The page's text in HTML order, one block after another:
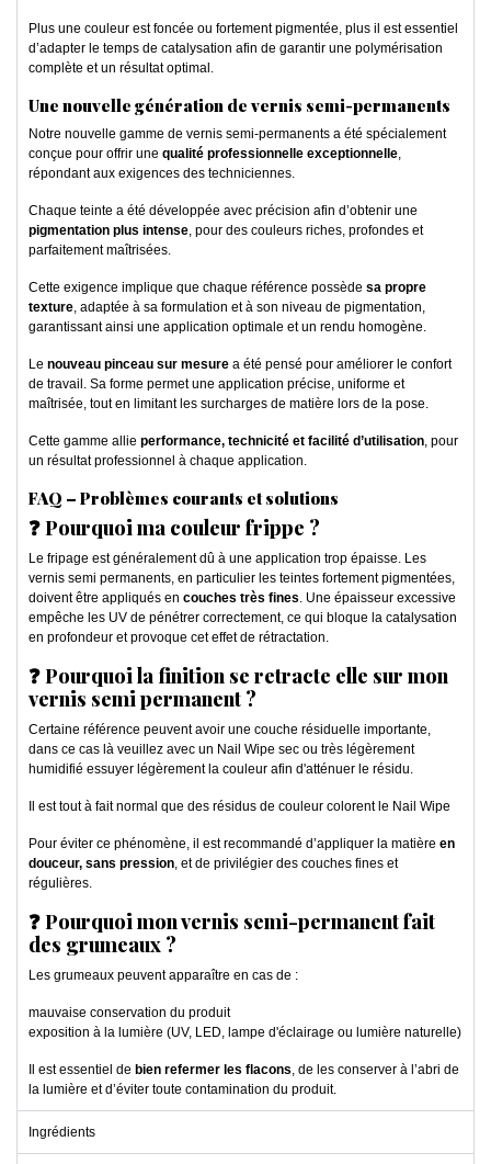
Plus une couleur est foncée ou fortement pigmentée, plus il est essentiel
d’adapter le temps de catalysation afin de garantir une polymérisation
complète et un résultat optimal.
Une nouvelle génération de vernis semi-permanents
Notre nouvelle gamme de vernis semi-permanents a été spécialement
conçue pour offrir une qualité professionnelle exceptionnelle,
répondant aux exigences des techniciennes.
Chaque teinte a été développée avec précision afin d’obtenir une
pigmentation plus intense, pour des couleurs riches, profondes et
parfaitement maîtrisées.
Cette exigence implique que chaque référence possède sa propre
texture, adaptée à sa formulation et à son niveau de pigmentation,
garantissant ainsi une application optimale et un rendu homogène.
Le nouveau pinceau sur mesure a été pensé pour améliorer le confort
de travail. Sa forme permet une application précise, uniforme et
maîtrisée, tout en limitant les surcharges de matière lors de la pose.
Cette gamme allie performance, technicité et facilité d’utilisation, pour
un résultat professionnel à chaque application.
FAQ – Problèmes courants et solutions
❓ Pourquoi ma couleur frippe ?
Le fripage est généralement dû à une application trop épaisse. Les
vernis semi permanents, en particulier les teintes fortement pigmentées,
doivent être appliqués en couches très fines. Une épaisseur excessive
empêche les UV de pénétrer correctement, ce qui bloque la catalysation
en profondeur et provoque cet effet de rétractation.
❓ Pourquoi la finition se retracte elle sur mon
vernis semi permanent ?
Certaine référence peuvent avoir une couche résiduelle importante,
dans ce cas là veuillez avec un Nail Wipe sec ou très légèrement
humidifié essuyer légèrement la couleur afin d'atténuer le résidu.
Il est tout à fait normal que des résidus de couleur colorent le Nail Wipe
Pour éviter ce phénomène, il est recommandé d’appliquer la matière en
douceur, sans pression, et de privilégier des couches fines et
régulières.
❓ Pourquoi mon vernis semi-permanent fait
des grumeaux ?
Les grumeaux peuvent apparaître en cas de :
mauvaise conservation du produit
exposition à la lumière (UV, LED, lampe d'éclairage ou lumière naturelle)
Il est essentiel de bien refermer les flacons, de les conserver à l’abri de
la lumière et d’éviter toute contamination du produit.
Ingrédients